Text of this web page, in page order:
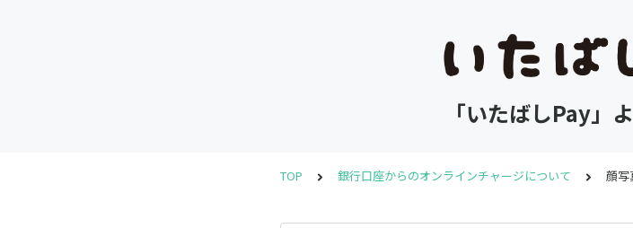
「いたばしPay」
TOP 銀行口座からのオンラインチャージについて 顔写